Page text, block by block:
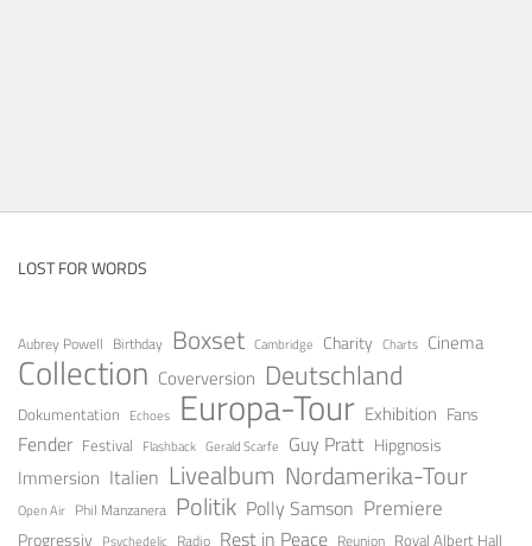
LOST FOR WORDS
Aubrey Powell Birthday Boxset Cambridge Charity Charts Cinema
Collection Coverversion Deutschland
Dokumentation Echoes Europa-Tour Exhibition Fans
Fender Festival Flashback Gerald Scarfe Guy Pratt Hipgnosis
Immersion Italien Livealbum Nordamerika-Tour
Open Air Phil Manzanera Politik Polly Samson Premiere
Progressiv Psychedelic Radio Rest in Peace Reunion Royal Albert Hall